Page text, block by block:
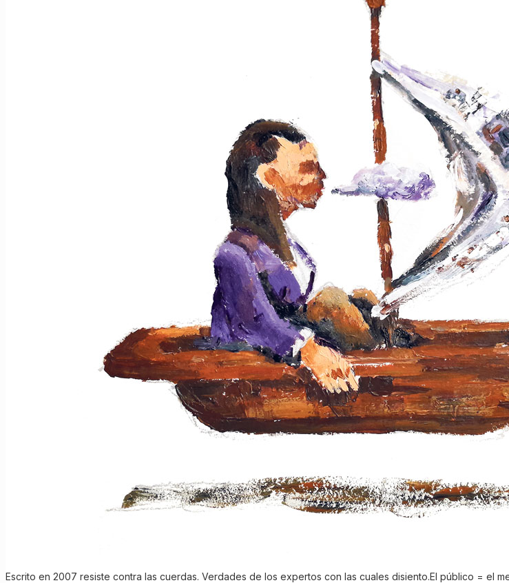
Escrito en 2007 resiste contra las cuerdas. Verdades de los expertos con las cuales disiento.El público = el